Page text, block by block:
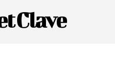
Clave